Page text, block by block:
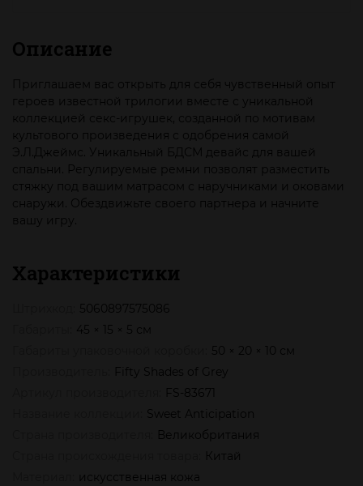
Описание
Приглашаем вас открыть для себя чувственный опыт
героев известной трилогии вместе с уникальной
коллекцией секс-игрушек, созданной по мотивам
культового произведения с одобрения самой
Э.Л.Джеймс. Уникальный БДСМ девайс для вашей
спальни. Регулируемые ремни позволят разместить
стяжку под вашим матрасом с наручниками и оковами
снаружи. Обездвижьте своего партнера и начните
вашу игру.
Характеристики
5060897575086
45 × 15 × 5 см
50 × 20 × 10 см
Fifty Shades of Grey
FS-83671
Sweet Anticipation
Великобритания
Китай
искусственная кожа